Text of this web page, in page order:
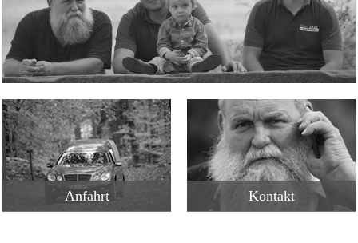
Anfahrt Kontakt